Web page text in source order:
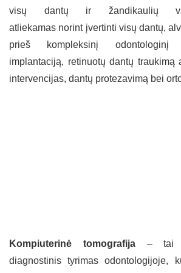
visų dantų ir žandikaulių
atliekamas norint įvertinti visų dantų,
prieš kompleksinį odontologinį
implantaciją, retinuotų dantų traukimą
intervencijas, dantų protezavimą bei
Kompiuterinė tomografija– tai
diagnostinis tyrimas odontologijoje,